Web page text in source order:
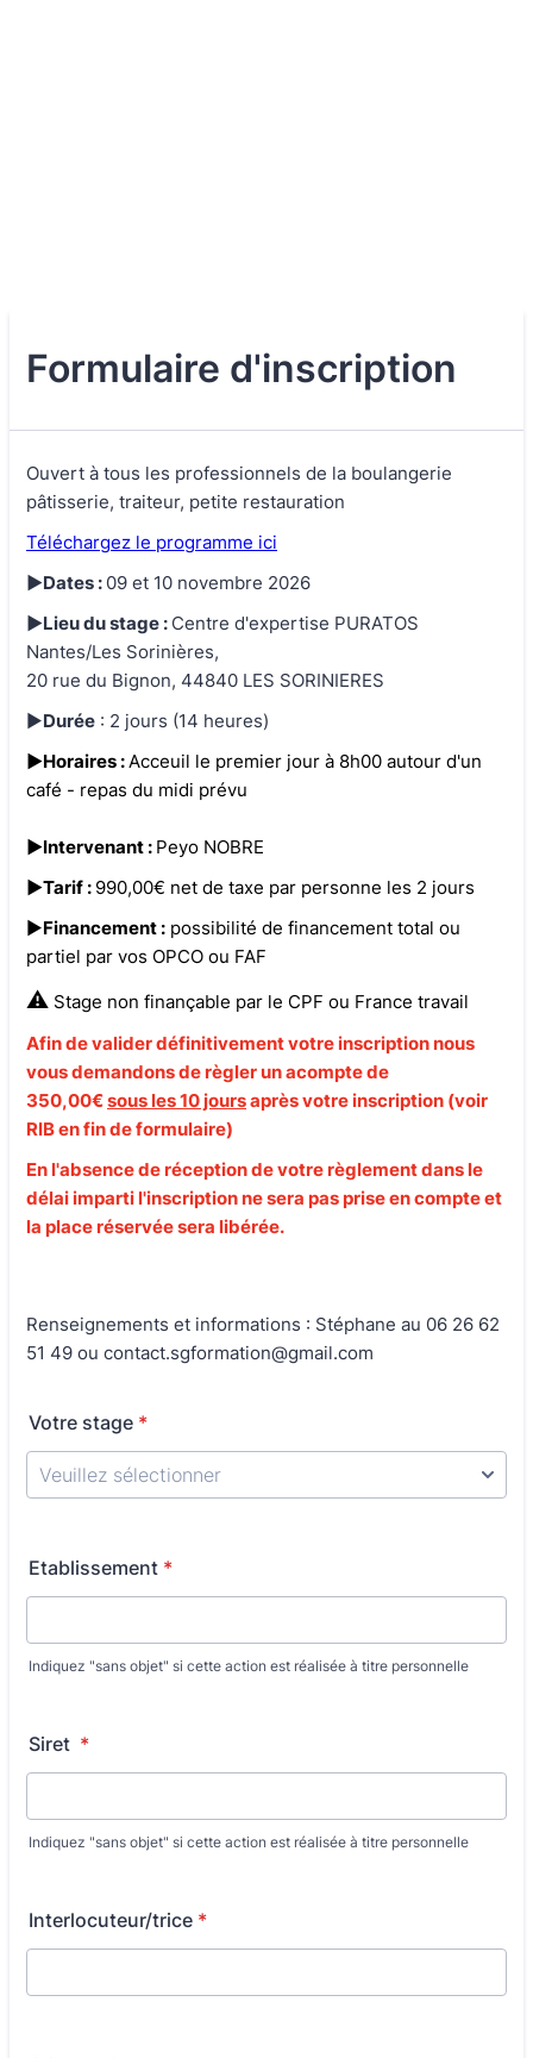
Formulaire d'inscription
Ouvert à tous les professionnels de la boulangerie
pâtisserie, traiteur, petite restauration
Téléchargez le programme ici
►Dates : 09 et 10 novembre 2026
►Lieu du stage : Centre d'expertise PURATOS
Nantes/Les Sorinières,
20 rue du Bignon, 44840 LES SORINIERES
►Durée : 2 jours (14 heures)
►Horaires :Acceuil le premier jour à 8h00 autour d'un
café - repas du midi prévu
►Intervenant : Peyo NOBRE
►Tarif : 990,00€ net de taxe par personne les 2 jours
►Financement : possibilité de financement total ou
partiel par vos OPCO ou FAF
⚠️ Stage non finançable par le CPF ou France travail
Afin de valider définitivement votre inscription nous
vous demandons de règler un acompte de
350,00€sous les 10 joursaprès votre inscription (voir
RIB en fin de formulaire)
En l'absence de réception de votre règlement dans le
délai imparti l'inscription ne sera pas prise en compte et
la place réservée sera libérée.
Renseignements et informations : Stéphane au 06 26 62
51 49 ou contact.sgformation@gmail.com
Votre stage *
Etablissement *
Indiquez "sans objet" si cette action est réalisée à titre personnelle
Siret *
Indiquez "sans objet" si cette action est réalisée à titre personnelle
Interlocuteur/trice *